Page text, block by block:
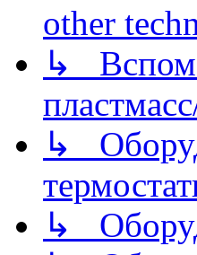
other
↳
↳
↳